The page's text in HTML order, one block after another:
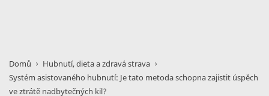
Domů
Hubnutí, dieta a zdravá strava
Systém asistovaného hubnutí: Je tato metoda schopna zajistit úspěch
ve ztrátě nadbytečných kil?